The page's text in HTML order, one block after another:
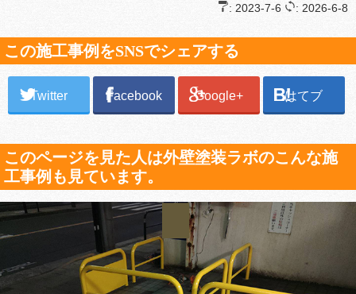
: 2023-7-6 : 2026-6-8
この施工事例をSNSでシェアする
Twitter Facebook Google+ はてブ
このページを見た人は外壁塗装ラボのこんな施
工事例も見ています。